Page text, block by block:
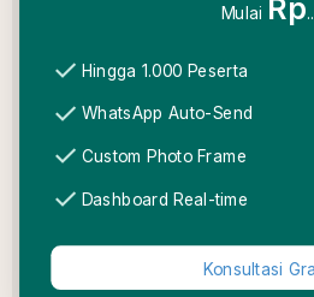
Mulai Rp
check Hingga 1.000 Peserta
check WhatsApp Auto-Send
check Custom Photo Frame
check Dashboard Real-time
Konsultasi